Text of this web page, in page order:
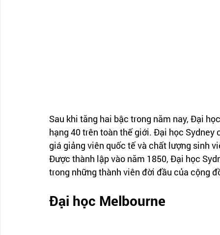
Sau khi tăng hai bậc trong năm nay, Đại
hạng 40 trên toàn thế giới. Đại học
giá giảng viên quốc tế và chất lượng sinh
Được thành lập vào năm 1850, Đại học
trong những thành viên đời đầu của cộng
Đại học Melbourne